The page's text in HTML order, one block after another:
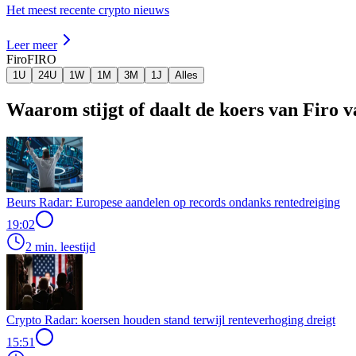
Het meest recente crypto nieuws
Leer meer
FiroFIRO
1U 24U 1W 1M 3M 1J Alles
Waarom stijgt of daalt de koers van Firo
Beurs Radar: Europese aandelen op records ondanks rentedreiging
19:02
2 min. leestijd
Crypto Radar: koersen houden stand terwijl renteverhoging dreigt
15:51